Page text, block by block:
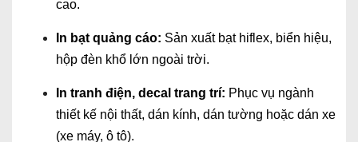
cao.
In bạt quảng cáo: Sản xuất bạt hiflex, biển hiệu,
hộp đèn khổ lớn ngoài trời.
In tranh điện, decal trang trí: Phục vụ ngành
thiết kế nội thất, dán kính, dán tường hoặc dán xe
(xe máy, ô tô).